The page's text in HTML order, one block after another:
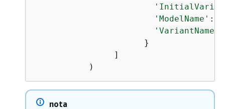
'ModelName'
'VariantName'
                      }
                ]
           )
nota